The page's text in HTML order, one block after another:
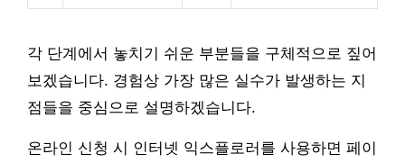
각 단계에서 놓치기 쉬운 부분들을 구체적으로 짚어
보겠습니다. 경험상 가장 많은 실수가 발생하는 지
점들을 중심으로 설명하겠습니다.
온라인 신청 시 인터넷 익스플로러를 사용하면 페이